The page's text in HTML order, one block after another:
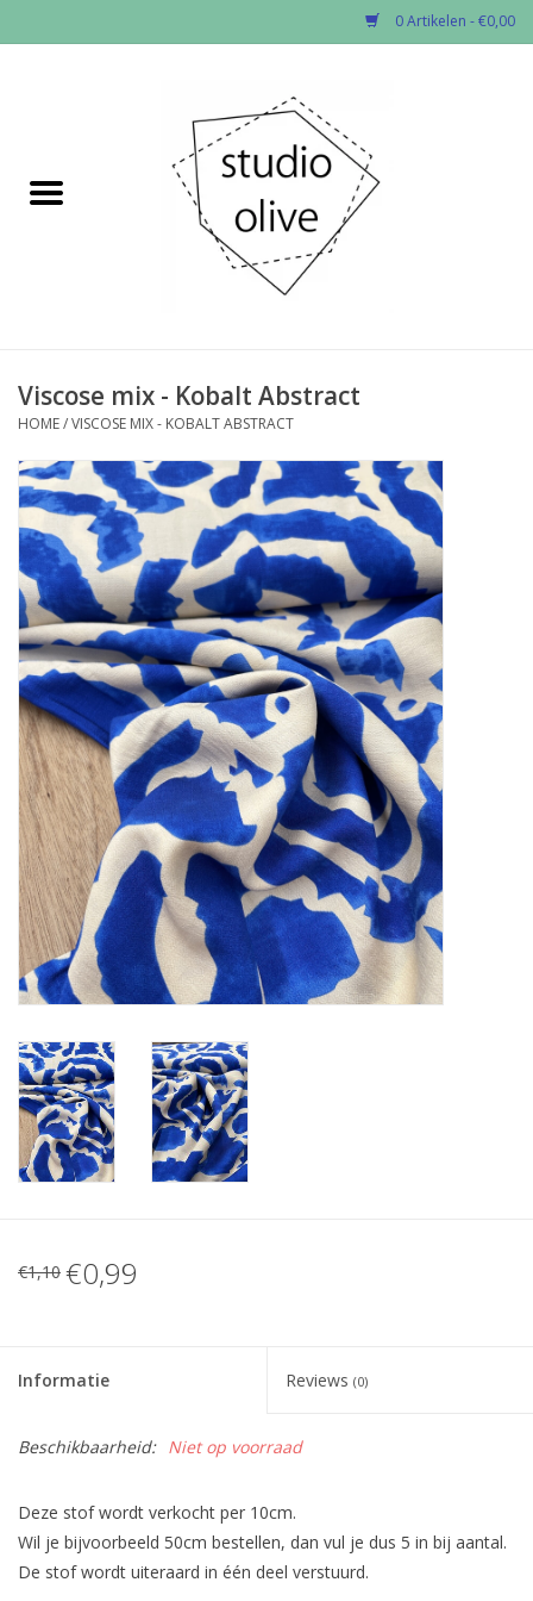
0 Artikelen - €0,00
✂︎Nieuw
Fournituren
Workshops
Diy pakketten
Studio Olive inspireert....
Viscose mix - Kobalt Abstract
HOME/VISCOSE MIX - KOBALT ABSTRACT
€1,10 €0,99
Informatie Reviews (0)
Beschikbaarheid: Niet op voorraad
Deze stof wordt verkocht per 10cm.
Wil je bijvoorbeeld 50cm bestellen, dan vul je dus 5 in bij aantal.
De stof wordt uiteraard in één deel verstuurd.